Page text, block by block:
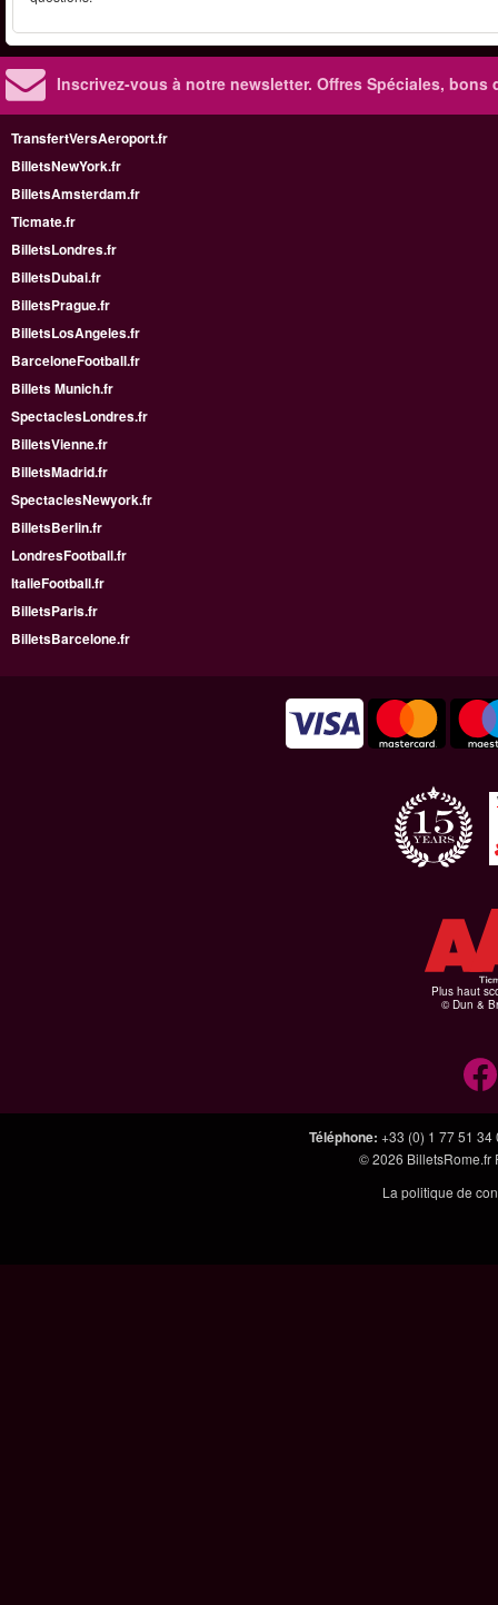
Inscrivez-vous à notre newsletter. Offres Spéciales, bons
TransfertVersAeroport.fr
BilletsNewYork.fr
BilletsAmsterdam.fr
Ticmate.fr
BilletsLondres.fr
BilletsDubai.fr
BilletsPrague.fr
BilletsLosAngeles.fr
BarceloneFootball.fr
Billets Munich.fr
SpectaclesLondres.fr
BilletsVienne.fr
BilletsMadrid.fr
SpectaclesNewyork.fr
BilletsBerlin.fr
LondresFootball.fr
ItalieFootball.fr
BilletsParis.fr
BilletsBarcelone.fr
Plus haut
© Dun &
Téléphone: +33 (0) 1 77 51 34
© 2026 BilletsRome.fr
La politique de